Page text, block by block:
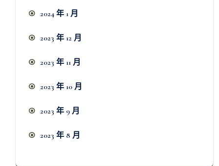
2024 年 1 月
2023 年 12 月
2023 年 11 月
2023 年 10 月
2023 年 9 月
2023 年 8 月